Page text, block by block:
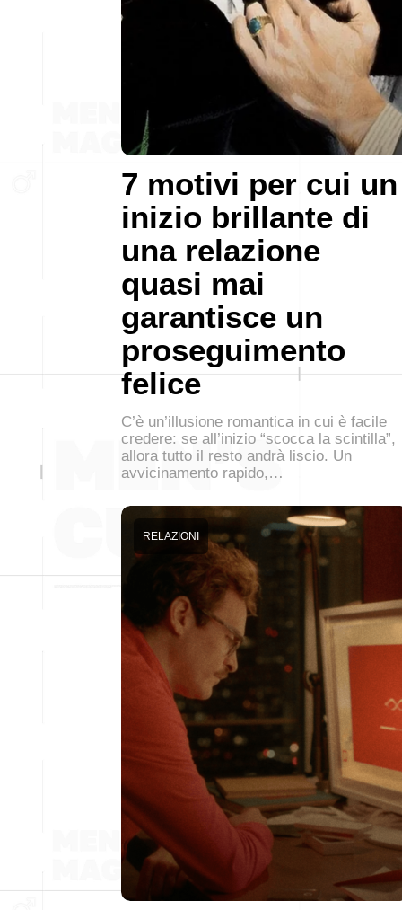
7 motivi per cui un
inizio brillante di
una relazione
quasi mai
garantisce un
proseguimento
felice
C’è un’illusione romantica in cui è facile
credere: se all’inizio “scocca la scintilla”,
allora tutto il resto andrà liscio. Un
avvicinamento rapido,…
RELAZIONI